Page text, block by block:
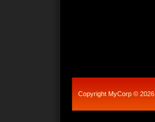
Copyright MyCorp © 2026